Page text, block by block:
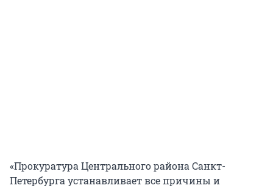
«Прокуратура Центрального района Санкт-
Петербурга устанавливает все причины и